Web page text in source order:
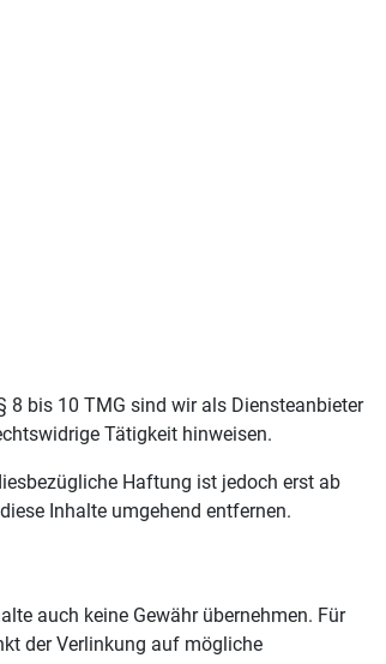
8 bis 10 TMG sind wir als Diensteanbieter
Tätigkeit hinweisen.
Haftung ist jedoch erst ab
Inhalte umgehend entfernen.
auch keine Gewähr übernehmen. Für
der Verlinkung auf mögliche